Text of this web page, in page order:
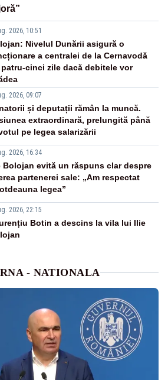
2026, 10:51
Nivelul Dunării asigură o
a centralei de la Cernavodă
cinci zile dacă debitele vor
2026, 09:07
și deputații rămân la muncă.
extraordinară, prelungită până
pe legea salarizării
2026, 16:34
Bolojan evită un răspuns clar despre
partenerei sale: „Am respectat
legea”
2026, 22:15
Botin a descins la vila lui Ilie
- NATIONALA